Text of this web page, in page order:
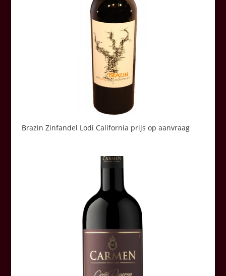
Brazin Zinfandel Lodi California prijs op aanvraag